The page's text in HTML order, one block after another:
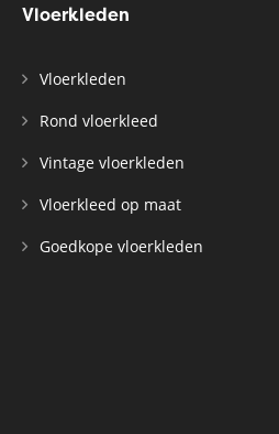
Vloerkleden
Vloerkleden
Rond vloerkleed
Vintage vloerkleden
Vloerkleed op maat
Goedkope vloerkleden